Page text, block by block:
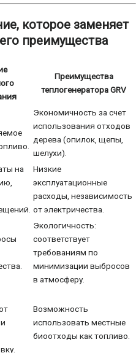
которое заменяет
преимущества
Преимущества
теплогенератора GRV
Экономичность за счет
использования отходов
дерева (опилок, щепы,
шелухи).
на
Низкие
эксплуатационные
расходы, независимость
от электричества.
Экологичность:
соответствует
требованиям по
минимизации выбросов
в атмосферу.
Возможность
использовать местные
биоотходы как топливо.